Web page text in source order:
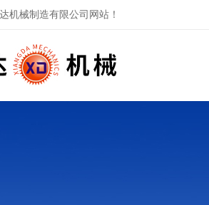
机械制造有限公司网站！